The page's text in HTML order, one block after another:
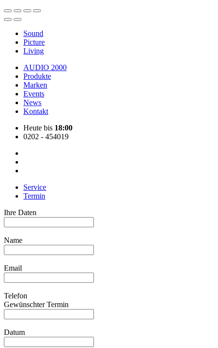
Sound
Picture
Living
AUDIO 2000
Produkte
Marken
Events
News
Kontakt
Heute bis 18:00
0202 - 454019
Service
Termin
Ihre Daten
Name
Email
Telefon
Gewünschter Termin
Datum